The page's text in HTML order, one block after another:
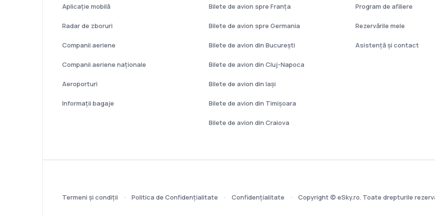
Aplicație mobilă
Radar de zboruri
Companii aeriene
Companii aeriene naţionale
Aeroporturi
Informații bagaje
Bilete de avion spre Franţa
Bilete de avion spre Germania
Bilete de avion din București
Bilete de avion din Cluj-Napoca
Bilete de avion din Iași
Bilete de avion din Timișoara
Bilete de avion din Craiova
Program de afiliere
Rezervările mele
Asistenţă şi contact
Termeni şi condiţii Politica de Confidențialitate Confidențialitate Copyright © eSky.ro. Toate drepturile